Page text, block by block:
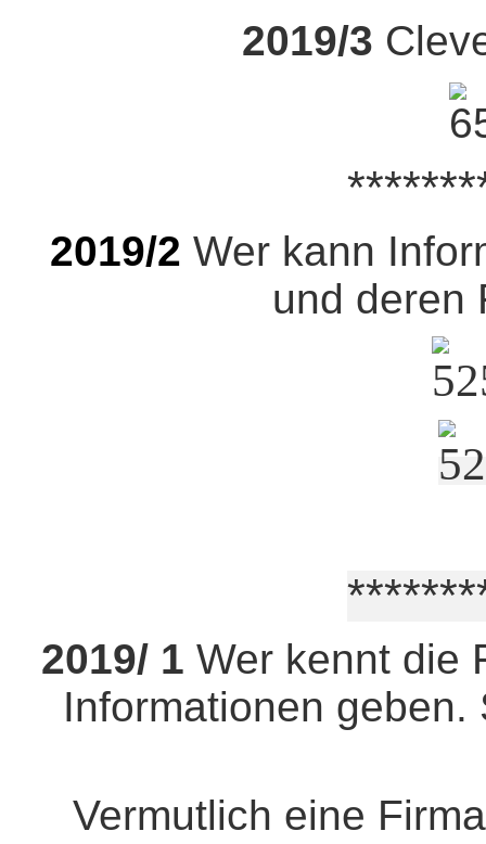
2019/3
2019/2 Wer kann
und deren
2019/ 1 Wer kennt die
Informationen
Vermutlich eine